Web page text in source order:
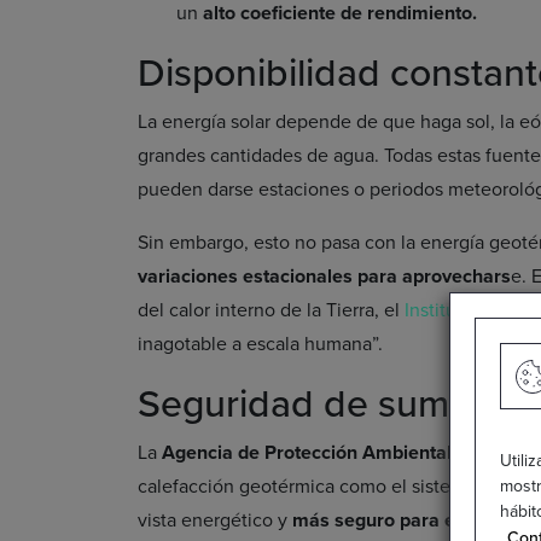
un alto coeficiente de rendimiento.
Disponibilidad
La energía solar depende de que haga sol, la
grandes cantidades de agua. Todas estas
pueden darse estaciones o periodos
Sin embargo, esto no pasa con la energía
variaciones estacionales para aprovecharse.
del calor interno de la Tierra, el Instituto Catalán
inagotable a escala humana”.
Seguridad de
LaAgencia de Protección Ambiental de
calefacción geotérmica como el sistema de
vista energético y más seguro para el medio